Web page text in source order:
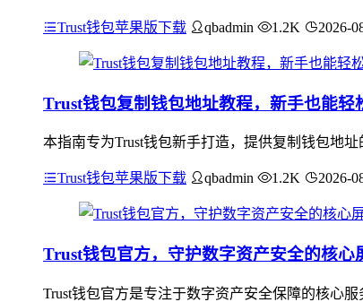
Trust钱包苹果版下载 qbadmin 1.2K 2026-
Trust钱包复制钱包地址教程，新手也能轻
本指南专为Trust钱包新手打造，提供复制钱包地
Trust钱包苹果版下载 qbadmin 1.2K 2026-
Trust钱包官方，守护数字资产安全的核心
Trust钱包官方是专注于数字资产安全保障的核心